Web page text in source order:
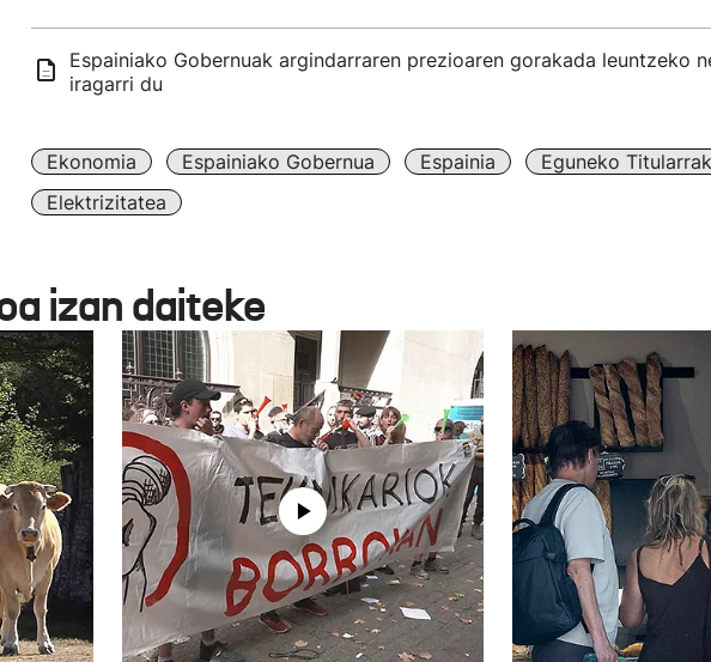
Espainiako Gobernuak argindarraren prezioaren gorakada leuntzeko
iragarri du
Ekonomia Espainiako Gobernua Espainia
Eguneko Titularrak
Elektrizitatea
izan daiteke